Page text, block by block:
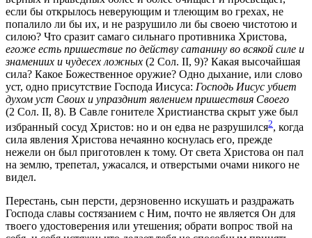
если бы открылось неверующим и тлеющим во грехах, не
попалило ли бы их, и не разрушило ли бы своею чистотою и
силою? Что сразит самаго сильнаго противника Христова,
егоже есть пришествие по действу сатанину во всякой силе и
знамениих и чудесех ложных (2 Сол. II, 9)? Какая высочайшая
сила? Какое Божественное оружие? Одно дыхание, или слово
уст, одно присутствие Господа Иисуса: Господь Иисус убиет
духом уст Своих и упразднит явлением пришествия Своего
(2 Сол. II, 8). В Савле гонителе Христианства скрыт уже был
избранный сосуд Христов: но и он едва не разрушился2, когда
сила явления Христова нечаянно коснулась его, прежде
нежели он был приготовлен к тому. От света Христова он пал
на землю, трепетал, ужасался, и отверстыми очами никого не
видел.
Перестань, сын персти, дерзновенно искушать и раздражать
Господа славы состязанием с Ним, почто не является Он для
твоего удостоверения или утешения; обрати вопрос твой на